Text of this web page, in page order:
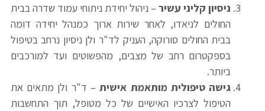
ניסיון קליני עשיר– ניהול יחידת ניתוחי עמוד שדרה בבית
החולים לניאדו, לאחר שירות ארוך כמנהל יחידה דומה
בבית החולים סורוקה, העניק לד"ר ולן ניסיון נרחב בטיפול
בספקטרום רחב של מצבים, מהפשוטים ועד למורכבים
ביותר.
גישה טיפולית מותאמת אישית– ד"ר ולן מתאים את
הטיפול לצרכיו האישיים של כל מטופל, תוך התחשבות